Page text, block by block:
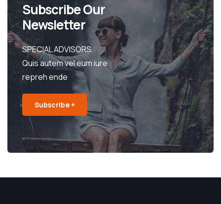
Subscribe Our
Newsletter
SPECIAL ADVISORS
Quis autem vel eum iure
repreh ende
Subscribe +